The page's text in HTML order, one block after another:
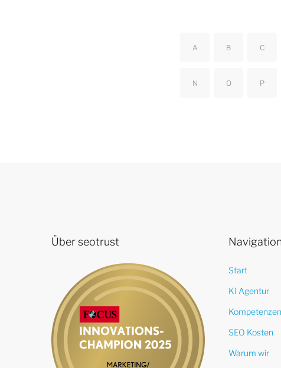
A B C
N O P
Über seotrust Navigation
Start
KI Agentur
Kompetenzen
SEO Kosten
Warum wir